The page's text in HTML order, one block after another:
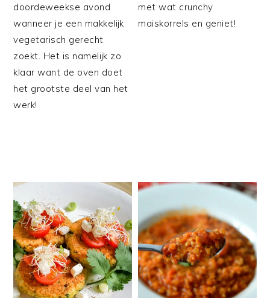
doordeweekse avond
wanneer je een makkelijk
vegetarisch gerecht
zoekt. Het is namelijk zo
klaar want de oven doet
het grootste deel van het
werk!
met wat crunchy
maiskorrels en geniet!